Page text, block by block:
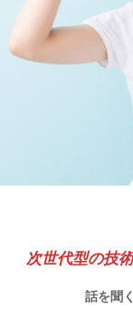
次世代型の技
話を聞